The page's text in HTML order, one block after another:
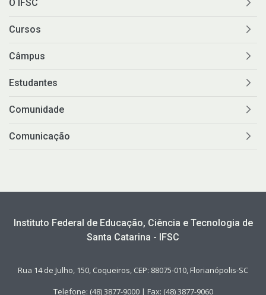
O IFSC
Cursos
Câmpus
Estudantes
Comunidade
Comunicação
Instituto Federal de Educação, Ciência e Tecnologia de
Santa Catarina - IFSC
Rua 14 de Julho, 150, Coqueiros, CEP: 88075-010, Florianópolis-SC
Telefone: (48) 3877-9000 | Fax: (48) 3877-9060